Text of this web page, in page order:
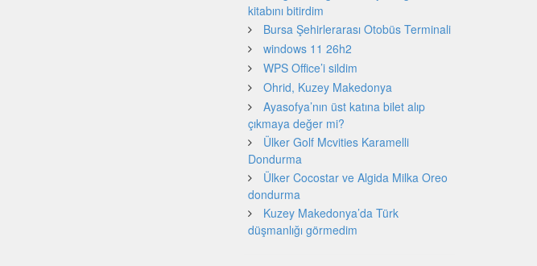
kitabını bitirdim
Bursa Şehirlerarası Otobüs Terminali
windows 11 26h2
WPS Office’i sildim
Ohrid, Kuzey Makedonya
Ayasofya’nın üst katına bilet alıp
çıkmaya değer mi?
Ülker Golf Mcvities Karamelli
Dondurma
Ülker Cocostar ve Algida Milka Oreo
dondurma
Kuzey Makedonya’da Türk
düşmanlığı görmedim